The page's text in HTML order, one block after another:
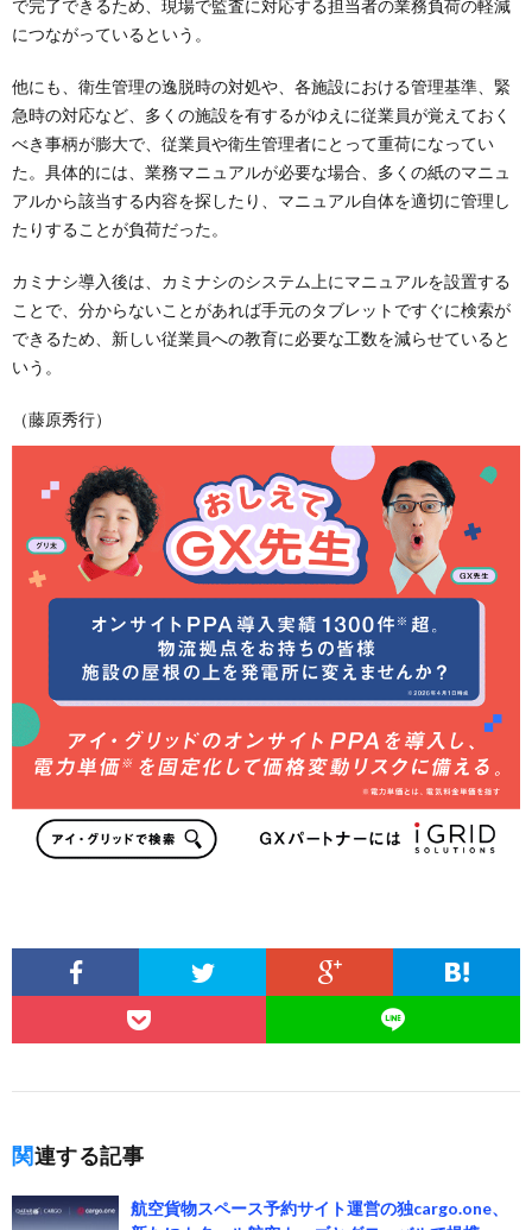
で完了できるため、現場で監査に対応する担当者の業務負荷の軽減
につながっているという。
他にも、衛生管理の逸脱時の対処や、各施設における管理基準、緊
急時の対応など、多くの施設を有するがゆえに従業員が覚えておく
べき事柄が膨大で、従業員や衛生管理者にとって重荷になってい
た。具体的には、業務マニュアルが必要な場合、多くの紙のマニュ
アルから該当する内容を探したり、マニュアル自体を適切に管理し
たりすることが負荷だった。
カミナシ導入後は、カミナシのシステム上にマニュアルを設置する
ことで、分からないことがあれば手元のタブレットですぐに検索が
できるため、新しい従業員への教育に必要な工数を減らせていると
いう。
（藤原秀行）
関連する記事
航空貨物スペース予約サイト運営の独cargo.one、